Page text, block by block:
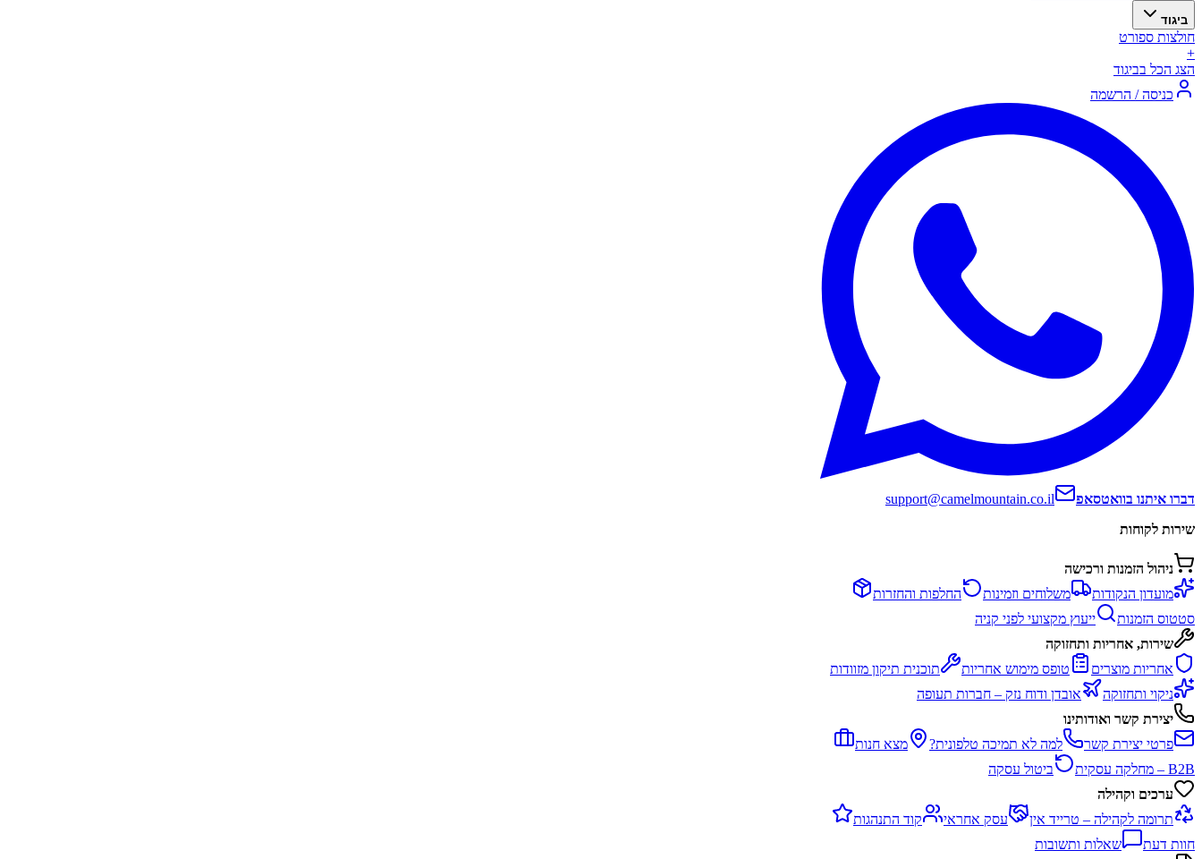
ביגוד
חולצות ספורט
+
הצג הכל בביגוד
כניסה / הרשמה
דברו איתנו בוואטסאפ
support@camelmountain.co.il
שירות לקוחות
ניהול הזמנות ורכישה
מועדון הנקודות
משלוחים וזמינות
החלפות והחזרות
סטטוס הזמנות
ייעוץ מקצועי לפני קניה
שירות, אחריות ותחזוקה
אחריות מוצרים
טופס מימוש אחריות
תוכנית תיקון מזוודות
ניקוי ותחזוקה
אובדן ודוח נזק – חברות תעופה
יצירת קשר ואודותינו
פרטי יצירת קשר
למה לא תמיכה טלפונית?
מצא חנות
B2B – מחלקה עסקית
ביטול עסקה
ערכים וקהילה
תרומה לקהילה – טרייד אין
עסק אחראי
קוד התנהגות
חוות דעת
שאלות ותשובות